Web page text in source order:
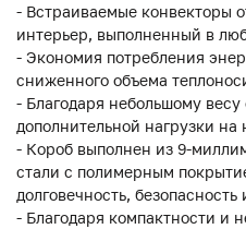
- Встраиваемые конвекторы
интерьер, выполненный в
- Экономия потребления
сниженного объема
- Благодаря небольшому
дополнительной нагрузки
- Короб выполнен из 9-
стали с полимерным
долговечность,
- Благодаря компактности и